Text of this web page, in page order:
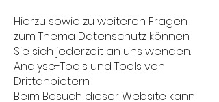
Hierzu sowie zu weiteren Fragen
zum Thema Datenschutz können
Sie sich jederzeit an uns wenden.
Analyse-Tools und Tools von
Drittanbietern
Beim Besuch dieser Website kann